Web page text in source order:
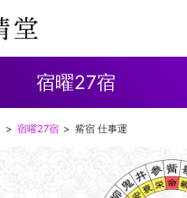
宿曜27宿
宿曜27宿 觜宿 仕事運